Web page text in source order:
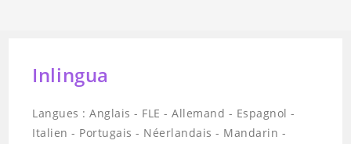
Inlingua
Langues : Anglais - FLE - Allemand - Espagnol -
Italien - Portugais - Néerlandais - Mandarin -